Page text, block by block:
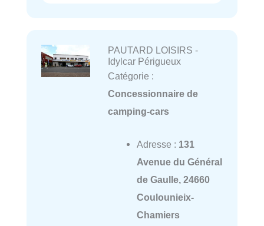
PAUTARD LOISIRS -
Idylcar Périgueux
Catégorie :
Concessionnaire de
camping-cars
Adresse : 131
Avenue du Général
de Gaulle, 24660
Coulounieix-
Chamiers